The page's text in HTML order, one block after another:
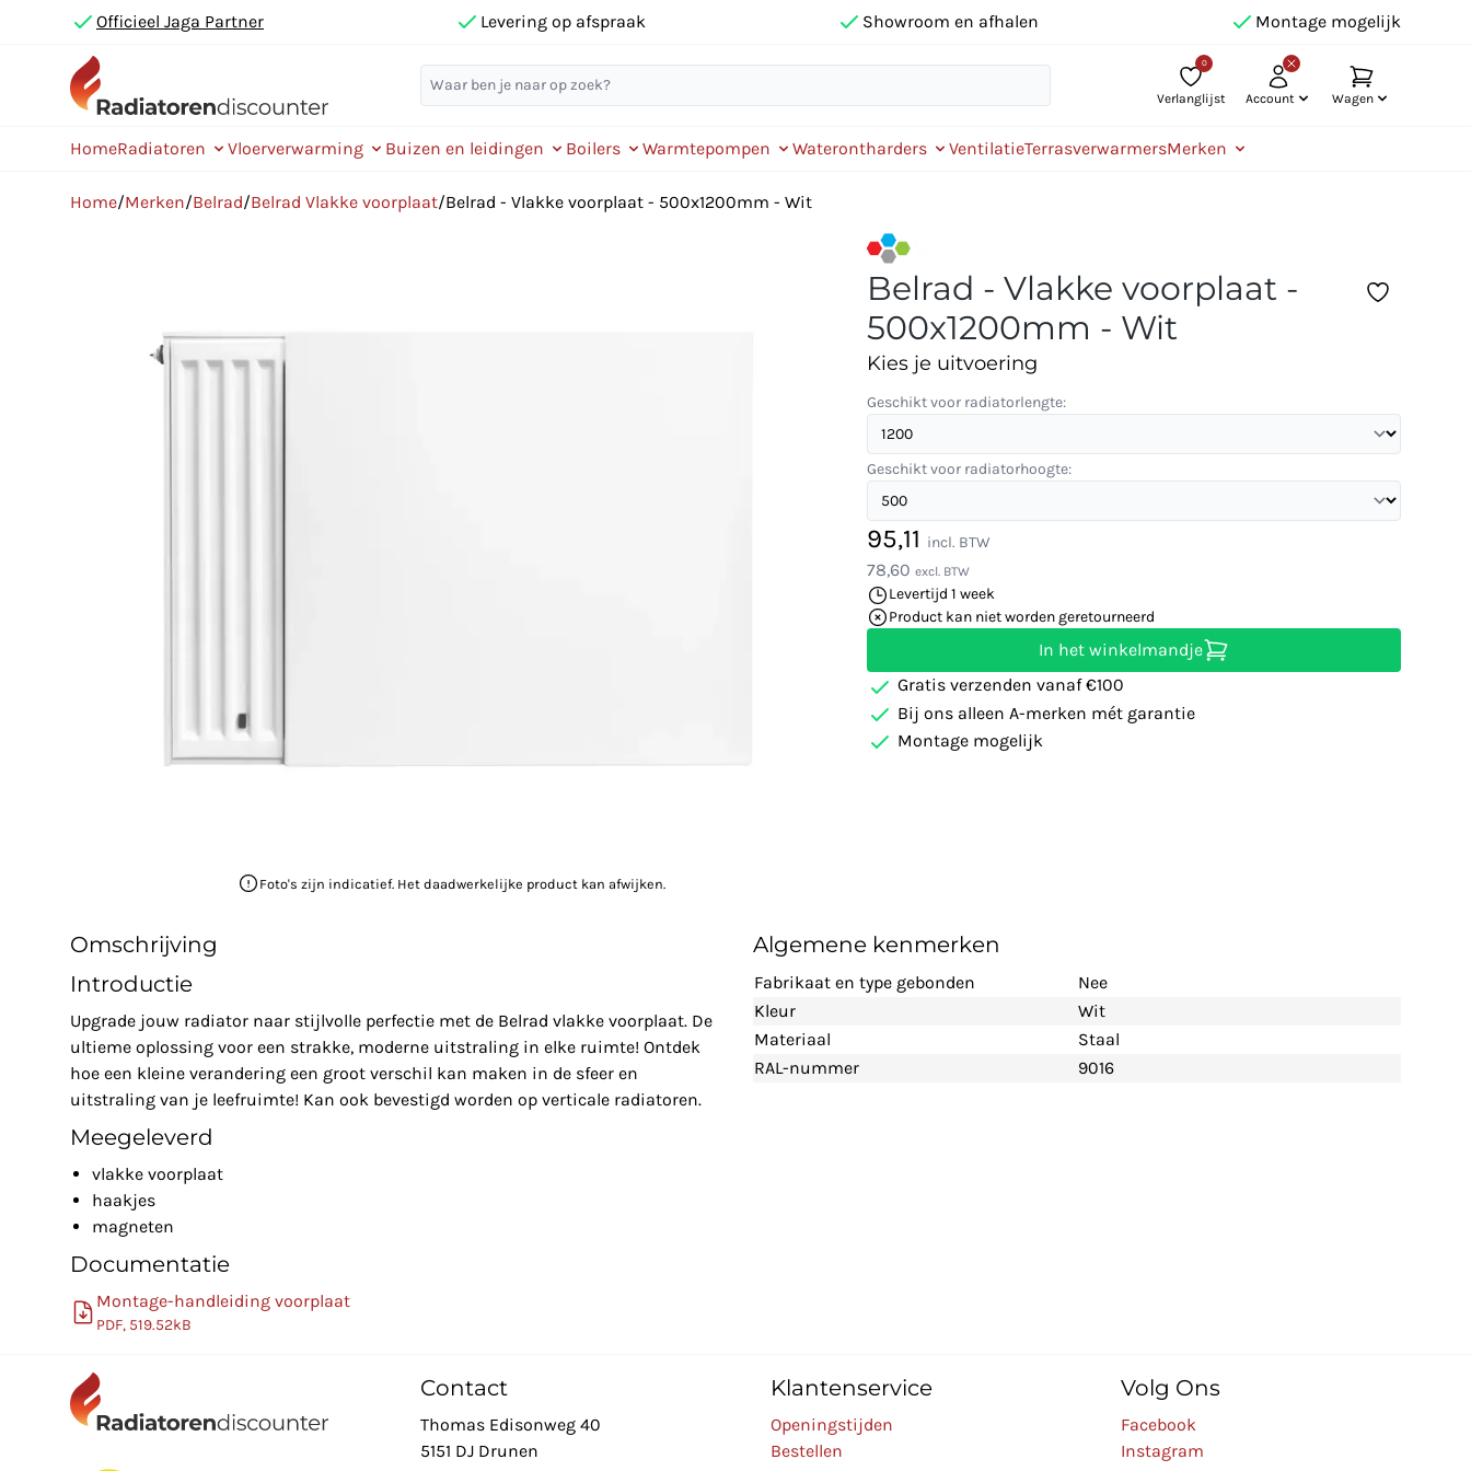
Officieel Jaga Partner Levering op afspraak Showroom en afhalen Montage mogelijk
0
Verlanglijst Account Wagen
HomeRadiatoren Vloerverwarming Buizen en leidingen Boilers Warmtepompen Waterontharders VentilatieTerrasverwarmersMerken
Home/Merken/Belrad/Belrad Vlakke voorplaat/Belrad - Vlakke voorplaat - 500x1200mm - Wit
Foto's zijn indicatief. Het daadwerkelijke product kan afwijken.
Belrad - Vlakke voorplaat -
500x1200mm - Wit
Kies je uitvoering
Geschikt voor radiatorlengte:
Geschikt voor radiatorhoogte:
95,11 incl. BTW
78,60 excl. BTW
Levertijd 1 week
Product kan niet worden geretourneerd
In het winkelmandje
Gratis verzenden vanaf €100
Bij ons alleen A-merken mét garantie
Montage mogelijk
Omschrijving
Introductie
Upgrade jouw radiator naar stijlvolle perfectie met de Belrad vlakke voorplaat. De
ultieme oplossing voor een strakke, moderne uitstraling in elke ruimte! Ontdek
hoe een kleine verandering een groot verschil kan maken in de sfeer en
uitstraling van je leefruimte! Kan ook bevestigd worden op verticale radiatoren.
Meegeleverd
vlakke voorplaat
haakjes
magneten
Documentatie
Montage-handleiding voorplaat
PDF, 519.52kB
Algemene kenmerken
Fabrikaat en type gebonden
Nee
Kleur
Wit
Materiaal
Staal
RAL-nummer
9016
Contact
Thomas Edisonweg 40
5151 DJ Drunen
Klantenservice
Openingstijden
Bestellen
Volg Ons
Facebook
Instagram